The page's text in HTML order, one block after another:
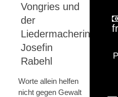
Vongries und
der
Liedermacherin
Josefin
Rabehl
Worte allein helfen
nicht gegen Gewalt